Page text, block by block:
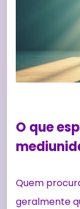
O que
Quem
geralmente